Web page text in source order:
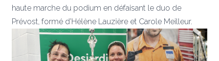
haute marche du podium en défaisant le duo de
Prévost, formé d’Hélène Lauzière et Carole Meilleur.